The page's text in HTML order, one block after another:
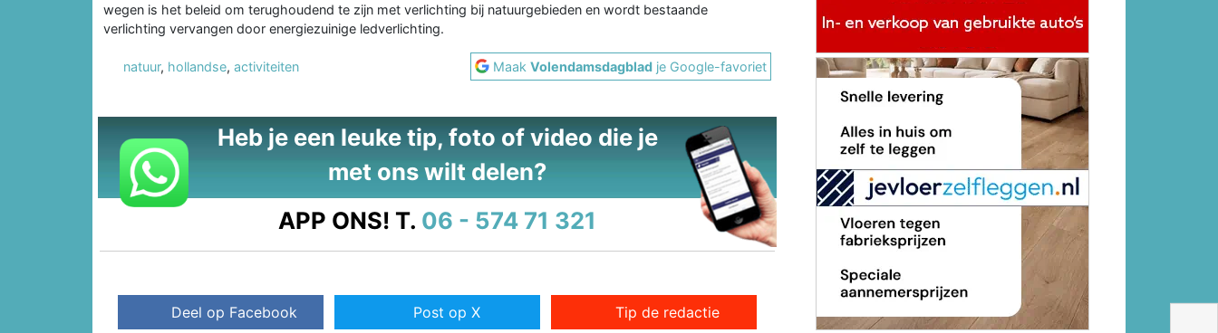
wegen is het beleid om terughoudend te zijn met verlichting bij natuurgebieden en wordt bestaande
verlichting vervangen door energiezuinige ledverlichting.
natuur, hollandse, activiteiten MaakVolendamsdagblad je Google-favoriet
Heb je een leuke tip, foto of video die je
met ons wilt delen?
APP ONS! T. 06 - 574 71 321
Deel op Facebook Post op X Tip de redactie